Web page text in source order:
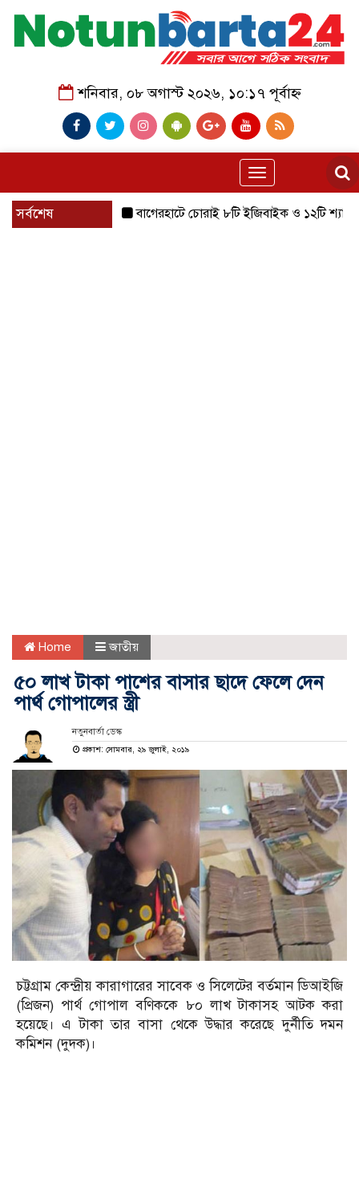
শনিবার, ০৮ অগাস্ট ২০২৬, ১০:১৭ পূর্বাহ্ন
Toggle
navigation
সর্বশেষ বাগেরহাটে চোরাই ৮টি ইজিবাইক ও ১২টি শ্যালোমেশিন
Home জাতীয়
৫০ লাখ টাকা পাশের বাসার ছাদে ফেলে দেন
পার্থ গোপালের স্ত্রী
নতুনবার্তা ডেস্ক
প্রকাশ: সোমবার, ২৯ জুলাই, ২০১৯
চট্টগ্রাম কেন্দ্রীয় কারাগারের সাবেক ও সিলেটের বর্তমান ডিআইজি
(প্রিজন) পার্থ গোপাল বণিককে ৮০ লাখ টাকাসহ আটক করা
হয়েছে। এ টাকা তার বাসা থেকে উদ্ধার করেছে দুর্নীতি দমন
কমিশন (দুদক)।